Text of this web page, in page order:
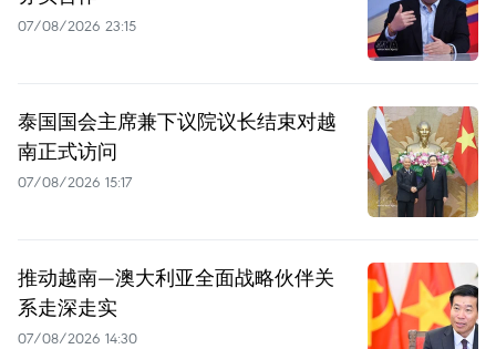
07/08/2026 23:15
泰国国会主席兼下议院议长结束对越
南正式访问
07/08/2026 15:17
推动越南—澳大利亚全面战略伙伴关
系走深走实
07/08/2026 14:30